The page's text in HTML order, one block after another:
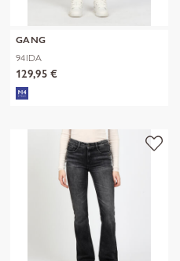
GANG
94IDA
129,95 €